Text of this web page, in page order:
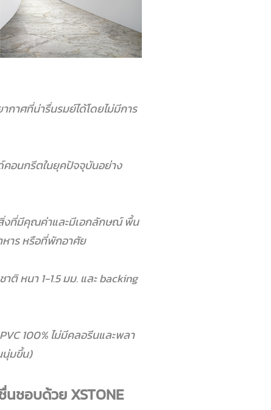
กาศที่น่ารื่นรมย์ได้โดยไม่มีการ
อนกรีตในยุคปัจจุบันอย่าง
งที่มีคุณค่าและมีเอกลักษณ์ พื้น
หาร หรือที่พักอาศัย
ติ หนา 1-1.5 มม. และ backing
100% ไม่มีคลอรีนและพลา
นุ่มขึ้น)
ชอบด้วย XSTONE